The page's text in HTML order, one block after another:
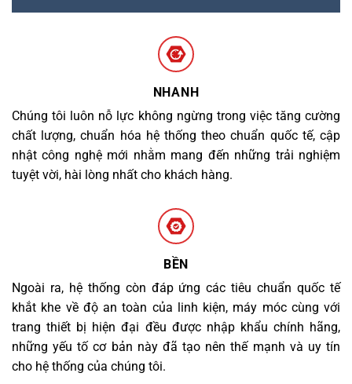
NHANH
Chúng tôi luôn nỗ lực không ngừng trong việc tăng cường
chất lượng, chuẩn hóa hệ thống theo chuẩn quốc tế, cập
nhật công nghệ mới nhằm mang đến những trải nghiệm
tuyệt vời, hài lòng nhất cho khách hàng.
BỀN
Ngoài ra, hệ thống còn đáp ứng các tiêu chuẩn quốc tế
khắt khe về độ an toàn của linh kiện, máy móc cùng với
trang thiết bị hiện đại đều được nhập khẩu chính hãng,
những yếu tố cơ bản này đã tạo nên thế mạnh và uy tín
cho hệ thống của chúng tôi.